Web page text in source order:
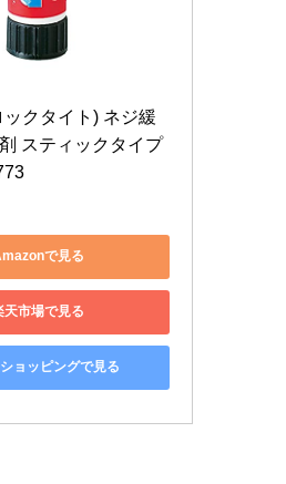
ックタイト) ネジ緩
スティックタイプ
で見る
天市場で見る
ョッピングで見る